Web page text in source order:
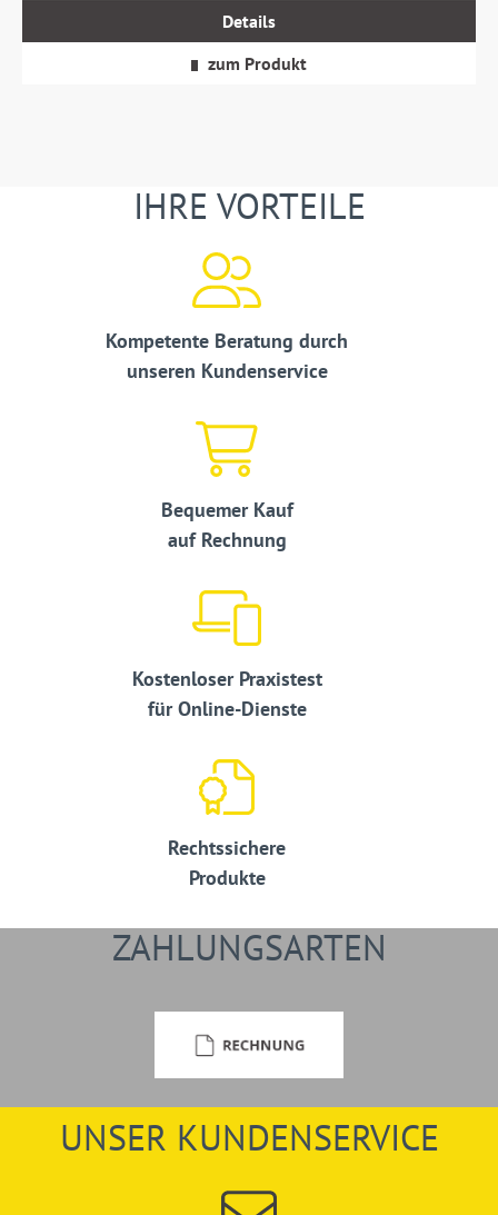
Details
zum Produkt
IHRE VORTEILE
Kompetente Beratung durch
unseren Kundenservice
Bequemer Kauf
auf Rechnung
Kostenloser Praxistest
für Online-Dienste
Rechtssichere
Produkte
ZAHLUNGSARTEN
UNSER KUNDENSERVICE